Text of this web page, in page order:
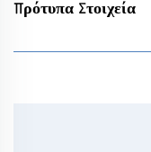
Πρότυπα Στοιχεία